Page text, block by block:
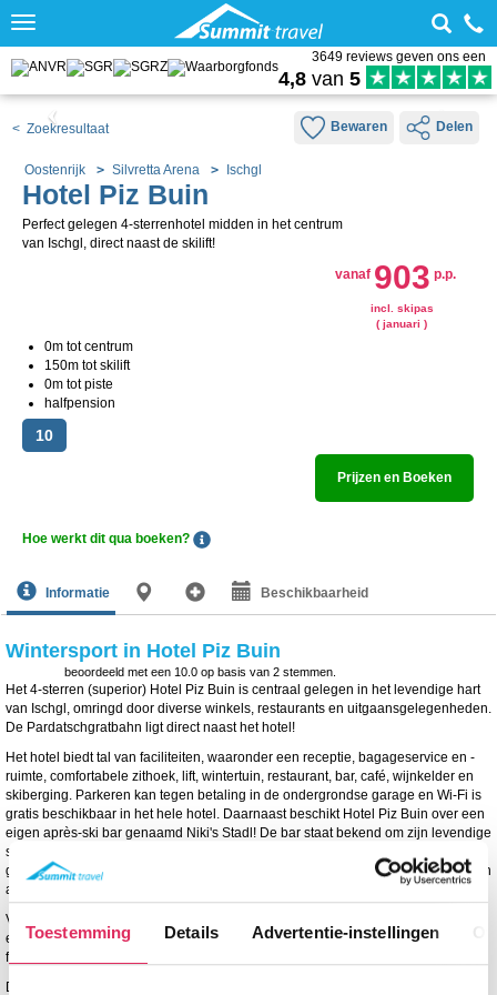
Toestemming Details Advertentie-instellingen
Toggle
3649 reviews geven ons een
4,8 van 5
< Zoekresultaat Bewaren Delen
Oostenrijk Silvretta Arena Ischgl
Hotel Piz Buin
Perfect gelegen 4-sterrenhotel midden in het centrum
van Ischgl, direct naast de skilift!
vanaf 903 p.p.
incl. skipas
( januari )
0m tot centrum
150m tot skilift
0m tot piste
halfpension
10
Prijzen en Boeken
Hoe werkt dit qua boeken?
Informatie Beschikbaarheid
Wintersport in Hotel Piz Buin
beoordeeld met een 10.0 op basis van 2 stemmen.
Het 4-sterren (superior) Hotel Piz Buin is centraal gelegen in het levendige hart
van Ischgl, omringd door diverse winkels, restaurants en uitgaansgelegenheden.
De Pardatschgratbahn ligt direct naast het hotel!
Het hotel biedt tal van faciliteiten, waaronder een receptie, bagageservice en -
ruimte, comfortabele zithoek, lift, wintertuin, restaurant, bar, café, wijnkelder en
skiberging. Parkeren kan tegen betaling in de ondergrondse garage en Wi-Fi is
gratis beschikbaar in het hele hotel. Daarnaast beschikt Hotel Piz Buin over een
eigen après-ski bar genaamd Niki's Stadl! De bar staat bekend om zijn levendige
sfeer met DJ’s, drankjes en snacks! Na het skiën kun je dus eenvoudig en
gezellig doorfeesten, wat het hotel extra aantrekkelijk maakt voor liefhebbers van
après-ski.
Voor wie wil ontspannen is er een wellnessruimte van 300 m² met onder andere
een binnenzwembad (30 m²), infraroodcabine, stoombad, sauna, relaxruimte en
fitnessruimte. Tegen betaling zijn ook het solarium en massages beschikbaar.
De kamers zijn comfortabel ingericht en beschikken over een badkamer met bad